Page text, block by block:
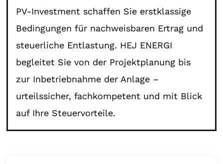
PV-Investment schaffen Sie erstklassige
Bedingungen für nachweisbaren Ertrag und
steuerliche Entlastung. HEJ ENERGI
begleitet Sie von der Projektplanung bis
zur Inbetriebnahme der Anlage –
urteilssicher, fachkompetent und mit Blick
auf Ihre Steuervorteile.